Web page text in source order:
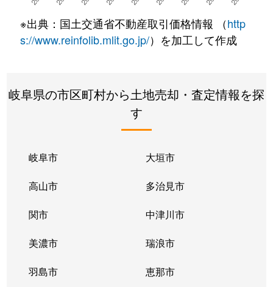
※出典：国土交通省不動産取引価格情報 （http
s://www.reinfolib.mlit.go.jp/）を加工して作成
岐阜県の市区町村から土地売却・査定情報を探
す
岐阜市 大垣市
高山市 多治見市
関市 中津川市
美濃市 瑞浪市
羽島市 恵那市